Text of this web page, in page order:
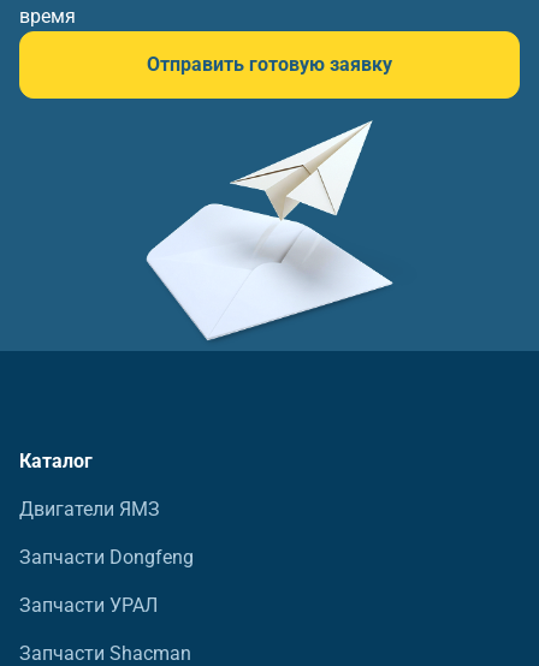
время
Отправить готовую заявку
Каталог
Двигатели ЯМЗ
Запчасти Dongfeng
Запчасти УРАЛ
Запчасти Shacman